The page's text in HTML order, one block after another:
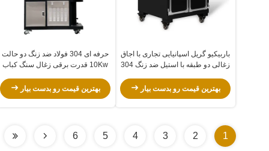
باربیکیو گریل اسپانیایی تجاری با اجاق
زغالی دو طبقه با استیل ضد زنگ 304
بهترین قیمت رو بدست بیار
حرفه ای 304 فولاد ضد زنگ دو حالت
10Kw قدرت برقی زغال سنگ کباب
بهترین قیمت رو بدست بیار
1
2
3
4
5
6